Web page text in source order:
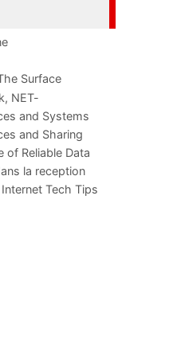
Surface
NET-
and Systems
and Sharing
of Reliable Data
la reception
Tech Tips